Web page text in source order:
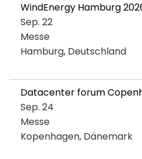
WindEnergy Hamburg
Sep. 22
Messe
Hamburg, Deutschland
Datacenter forum
Sep. 24
Messe
Kopenhagen, Dänemark